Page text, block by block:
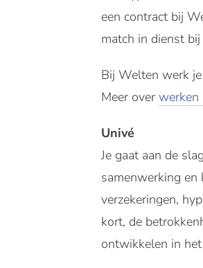
een contract bij
match in dienst
Bij Welten werk
Meer over werken
Univé
Je gaat aan de
samenwerking en
verzekeringen,
kort, de
ontwikkelen in